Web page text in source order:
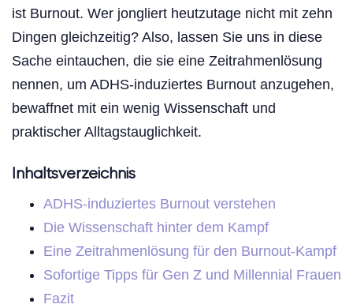
ist Burnout. Wer jongliert heutzutage nicht mit zehn
Dingen gleichzeitig? Also, lassen Sie uns in diese
Sache eintauchen, die sie eine Zeitrahmenlösung
nennen, um ADHS-induziertes Burnout anzugehen,
bewaffnet mit ein wenig Wissenschaft und
praktischer Alltagstauglichkeit.
Inhaltsverzeichnis
ADHS-induziertes Burnout verstehen
Die Wissenschaft hinter dem Kampf
Eine Zeitrahmenlösung für den Burnout-Kampf
Sofortige Tipps für Gen Z und Millennial Frauen
Fazit